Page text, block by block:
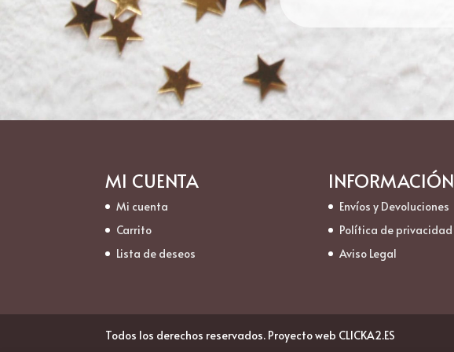
MI CUENTA
Mi cuenta
Carrito
Lista de deseos
INFORMACIÓN
Envíos y Devoluciones
Política de privacidad
Aviso Legal
Todos los derechos reservados. Proyecto web CLICKA2.ES